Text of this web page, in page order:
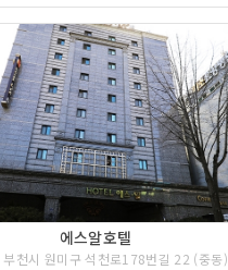
에스알호텔
부천시 원미구 석천로178번길 22 (중동)